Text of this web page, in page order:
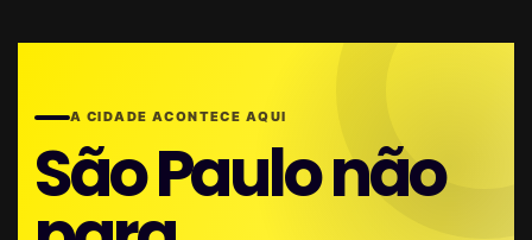
A CIDADE ACONTECE AQUI
São Paulo não